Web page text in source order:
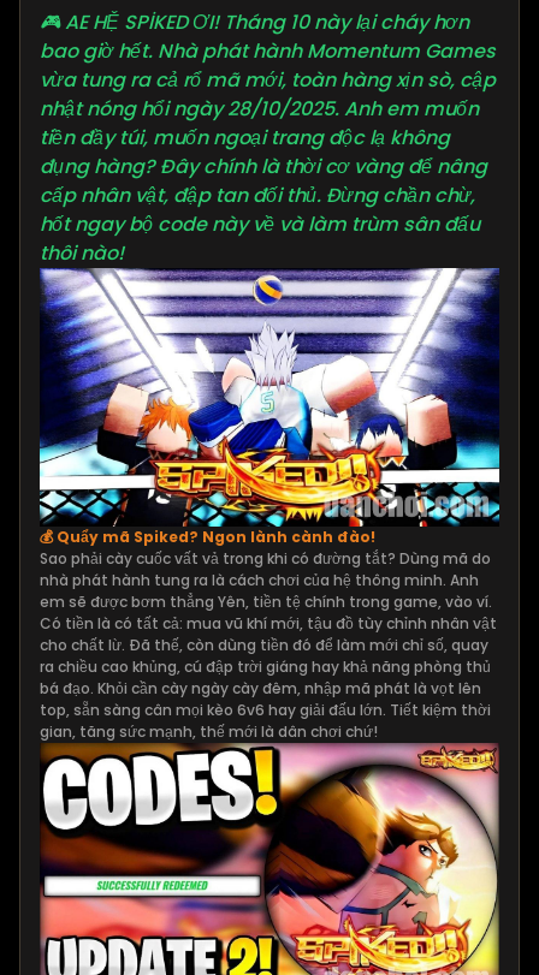
PM
🎮 AE HỆ SPİKED ƠI! Tháng 10 này lại cháy hơn
bao giờ hết. Nhà phát hành Momentum Games
vừa tung ra cả rổ mã mới, toàn hàng xịn sò, cập
nhật nóng hổi ngày 28/10/2025. Anh em muốn
tiền đầy túi, muốn ngoại trang độc lạ không
đụng hàng? Đây chính là thời cơ vàng để nâng
cấp nhân vật, đập tan đối thủ. Đừng chần chừ,
hốt ngay bộ code này về và làm trùm sân đấu
thôi nào!
💰 Quẩy mã Spiked? Ngon lành cành đào!
Sao phải cày cuốc vất vả trong khi có đường tắt? Dùng mã do
nhà phát hành tung ra là cách chơi của hệ thông minh. Anh
em sẽ được bơm thẳng Yên, tiền tệ chính trong game, vào ví.
Có tiền là có tất cả: mua vũ khí mới, tậu đồ tùy chỉnh nhân vật
cho chất lừ. Đã thế, còn dùng tiền đó để làm mới chỉ số, quay
ra chiều cao khủng, cú đập trời giáng hay khả năng phòng thủ
bá đạo. Khỏi cần cày ngày cày đêm, nhập mã phát là vọt lên
top, sẵn sàng cân mọi kèo 6v6 hay giải đấu lớn. Tiết kiệm thời
gian, tăng sức mạnh, thế mới là dân chơi chứ!